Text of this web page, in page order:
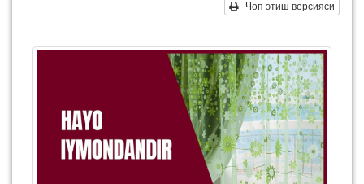
Чоп этиш версияси